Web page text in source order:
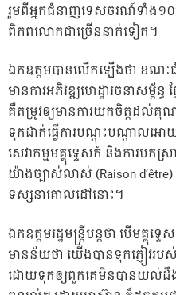
រួមពីអ្នកជំនាញទេសចរណ៍ទាំង១០
ពិភពលោកជាច្រើននាក់ទៀត។
ឯកឧត្តមបានលើកឡើងថា ខណៈ
មានការអភិវឌ្ឍហេដ្ឋារចនាសម្ព័ន្
គឺតម្រូវឲ្យមានការយកចិត្តដល់គុ
ទុកដាក់ធ្វើការបណ្តុះបណ្តាល
សេវាកម្មមគ្គុទ្ទេសក៍ និងការ
យ៉ាងច្បាស់លាស់ (Raison
ទស្សនាគោលដៅនោះ។
ឯកឧត្តមរដ្ឋមន្ត្រីបន្តថា បើមគ្គុ
មានន័យថា យើងបានទុកភ្ញៀវ
ដោយទុកឲ្យពួកគេមិនបានយល់ដឹង